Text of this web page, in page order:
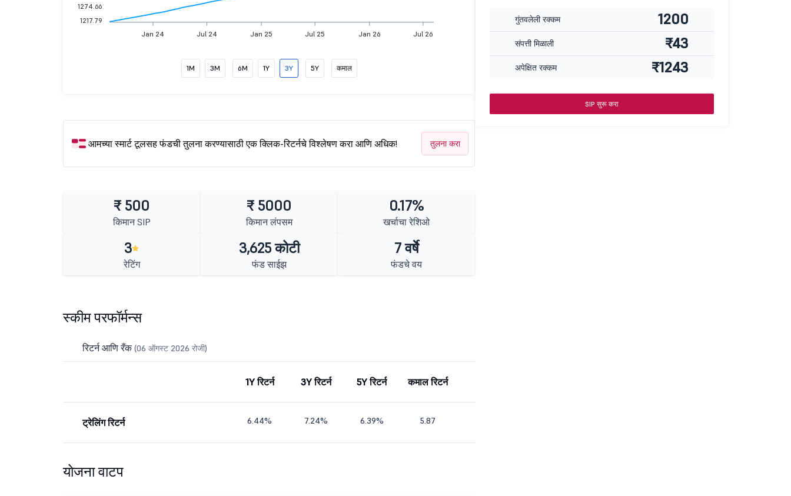
Jan 24 Jul 24 Jan 25 Jul 25 Jan 26 Jul 26
1274.66
1217.79
1M 3M 6M 1Y 3Y 5Y कमाल
आमच्या स्मार्ट टूलसह फंडची तुलना करण्यासाठी एक क्लिक-रिटर्नचे विश्लेषण करा आणि अधिक! तुलना करा
₹ 500
किमान SIP
₹ 5000
किमान लंपसम
0.17%
खर्चाचा रेशिओ
3
रेटिंग
3,625 कोटी
फंड साईझ
7 वर्षे
फंडचे वय
स्कीम परफॉर्मन्स
रिटर्न आणि रँक(06 ऑगस्ट 2026 रोजी)
1Y रिटर्न 3Y रिटर्न 5Y रिटर्न कमाल रिटर्न
ट्रेलिंग रिटर्न 6.44% 7.24% 6.39% 5.87
योजना वाटप
गुंतवलेली रक्कम 1200
संपत्ती मिळाली ₹43
अपेक्षित रक्कम ₹1243
SIP सुरू करा